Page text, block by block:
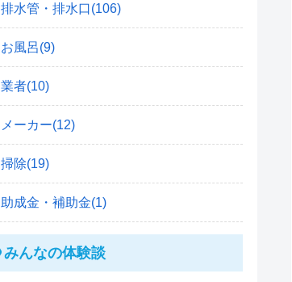
排水管・排水口(106)
お風呂(9)
業者(10)
メーカー(12)
掃除(19)
助成金・補助金(1)
みんなの体験談